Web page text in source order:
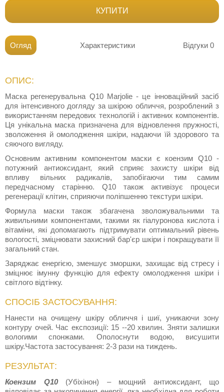
КУПИТИ
Огляд Характеристики Відгуки 0
ОПИС:
Маска регенерувальна Q10 Marjolie - це інноваційний засіб
для інтенсивного догляду за шкірою обличчя, розроблений з
використанням передових технологій і активних компонентів.
Ця унікальна маска призначена для відновлення пружності,
зволоження й омолодження шкіри, надаючи їй здорового та
сяючого вигляду.
Основним активним компонентом маски є коензим Q10 -
потужний антиоксидант, який сприяє захисту шкіри від
впливу вільних радикалів, запобігаючи тим самим
передчасному старінню. Q10 також активізує процеси
регенерації клітин, сприяючи поліпшенню текстури шкіри.
Формула маски також збагачена зволожувальними та
живильними компонентами, такими як гіалуронова кислота і
вітаміни, які допомагають підтримувати оптимальний рівень
вологості, зміцнювати захисний бар'єр шкіри і покращувати її
загальний стан.
Заряджає енергією, зменшує зморшки, захищає від стресу і
зміцнює імунну функцію для ефекту омолодження шкіри і
світлого відтінку.
СПОСІБ ЗАСТОСУВАННЯ:
Нанести на очищену шкіру обличчя і шиї, уникаючи зону
контуру очей. Час експозиції: 15 --20 хвилин. Зняти залишки
вологими спонжами. Ополоснути водою, висушити
шкіру.Частота застосування: 2-3 рази на тиждень.
РЕЗУЛЬТАТ:
Коензим Q10 (Убіхінон) – мощний антиоксидант, що